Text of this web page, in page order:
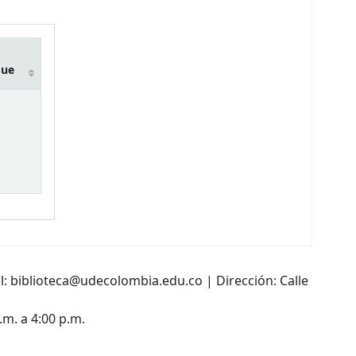
biblioteca@udecolombia.edu.co | Dirección: Calle
a 4:00 p.m.